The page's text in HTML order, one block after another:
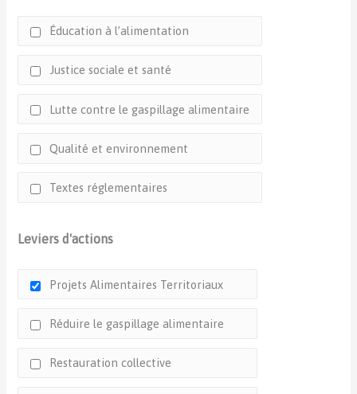
Éducation à l’alimentation
Justice sociale et santé
Lutte contre le gaspillage alimentaire
Qualité et environnement
Textes réglementaires
Leviers d'actions
Projets Alimentaires Territoriaux
Réduire le gaspillage alimentaire
Restauration collective